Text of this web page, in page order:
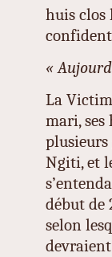
huis clos
«
La
mari,
plusieurs
Ngiti, et
début de
selon